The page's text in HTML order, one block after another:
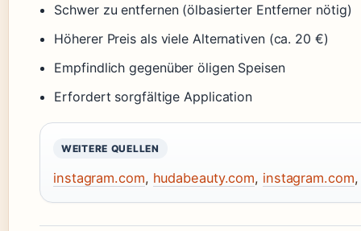
Schwer zu entfernen (ölbasierter Entferner nötig)
Höherer Preis als viele Alternativen (ca. 20 €)
Empfindlich gegenüber öligen Speisen
Erfordert sorgfältige Application
WEITERE QUELLEN
instagram.com, hudabeauty.com, instagram.com